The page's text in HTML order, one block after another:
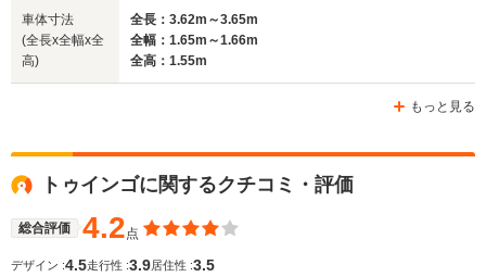
WLTCモード
燃費
ホイールベース
-m
-
車体寸法
(全長x全幅x全
高)
全長：3.62m～3.65m
全幅：1.65m～1.66m
全高：1.55m
もっと見る
トゥインゴに関するクチコミ・評価
総合評価 4.2 点
デザイン :4.5走行性 :3.9居住性 :3.5